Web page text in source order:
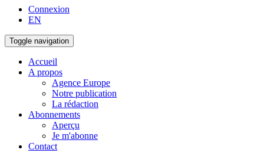
Connexion
EN
Toggle navigation
Accueil
A propos
Agence Europe
Notre publication
La rédaction
Abonnements
Aperçu
Je m'abonne
Contact